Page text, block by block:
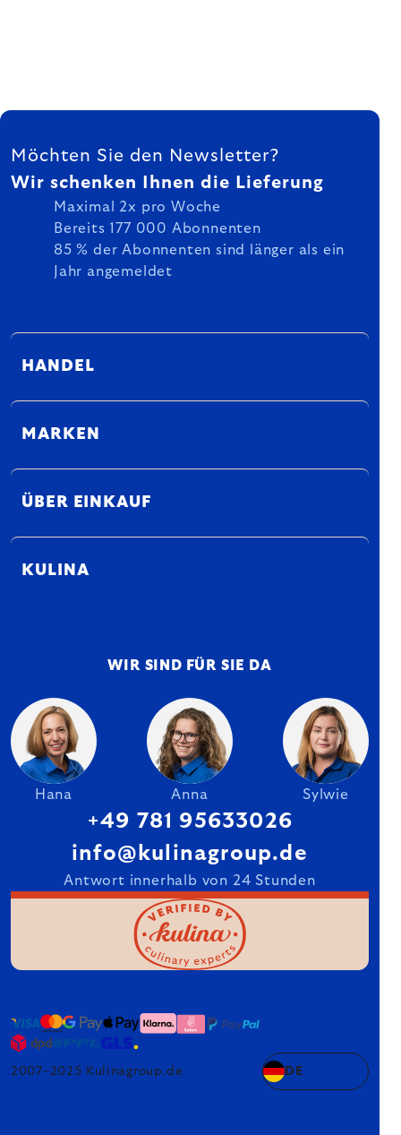
FUSSZEILE
Möchten Sie den Newsletter?
Wir schenken Ihnen die Lieferung
Maximal 2x pro Woche
Bereits 177 000 Abonnenten
85 % der Abonnenten sind länger als ein
Jahr angemeldet
HANDEL
MARKEN
ÜBER EINKAUF
KULINA
WIR SIND FÜR SIE DA
Hana Anna Sylwie
+49 781 95633026
info@kulinagroup.de
Antwort innerhalb von 24 Stunden
2007–2025 Kulinagroup.de DE